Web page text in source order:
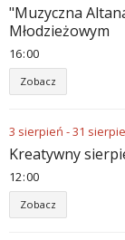
"Muzyczna
Młodzieżowym
16 00
Zobacz
3 sierpień -31
Kreatywny
12 00
Zobacz